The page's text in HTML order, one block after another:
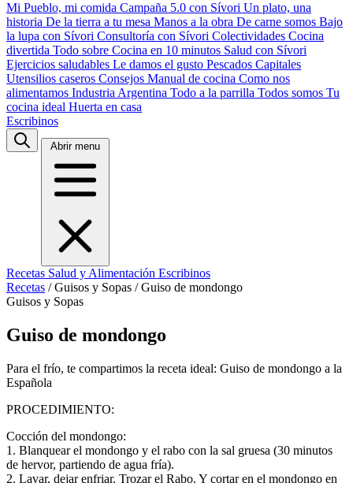
Mi Pueblo, mi comida Campaña 5.0 con Sívori Un plato, una
historia De la tierra a tu mesa Manos a la obra De carne somos Bajo
la lupa con Sívori Consultoría con Sívori Colectividades Cocina
divertida Todo sobre Cocina en 10 minutos Salud con Sívori
Ejercicios saludables Le damos el gusto Pescados Capitales
Utensilios caseros Consejos Manual de cocina Como nos
alimentamos Industria Argentina Todo a la parrilla Todos somos Tu
cocina ideal Huerta en casa
Escribinos
Abrir menu
Recetas Salud y Alimentación Escribinos
Recetas / Guisos y Sopas / Guiso de mondongo
Guisos y Sopas
Guiso de mondongo
Para el frío, te compartimos la receta ideal: Guiso de mondongo a la
Española
PROCEDIMIENTO:
Cocción del mondongo:
1. Blanquear el mondongo y el rabo con la sal gruesa (30 minutos
de hervor, partiendo de agua fría).
2. Lavar, dejar enfriar. Trozar el Rabo. Y cortar en el mondongo en